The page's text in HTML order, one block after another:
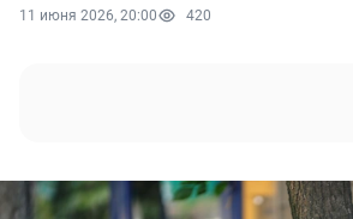
11 июня 2026, 20:00 420